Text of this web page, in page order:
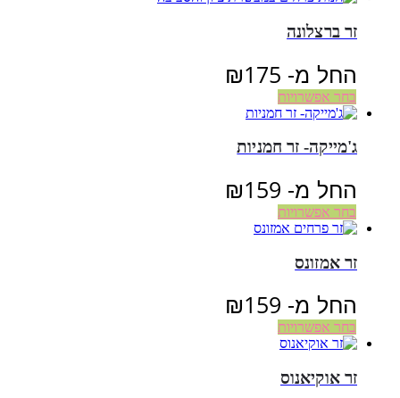
זר ברצלונה
החל מ- ₪175
בחר אפשרויות
ג'מייקה- זר חמניות
החל מ- ₪159
בחר אפשרויות
זר אמזונס
החל מ- ₪159
בחר אפשרויות
זר אוקיאנוס